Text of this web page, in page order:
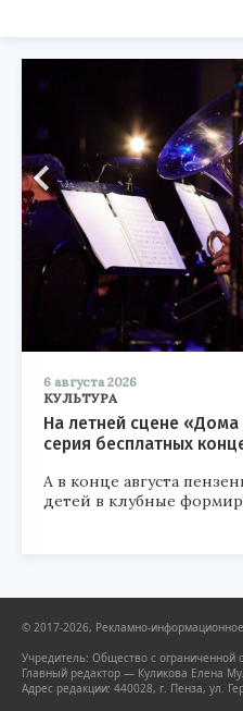
6 августа 2026
КУЛЬТУРА
На летней сцене
серия бесплатных
А в конце августа
детей в клубные
© 2017-2026, Рекламно-
Учредитель: Общество с ограниченной
Главный редактор — Куликова Елена
Адрес редакции: 440028, г. Пенза, ул.